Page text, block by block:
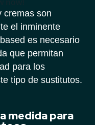
cremas son
el inminente
es necesario
que permitan
para los
tipo de sustitutos.
medida para